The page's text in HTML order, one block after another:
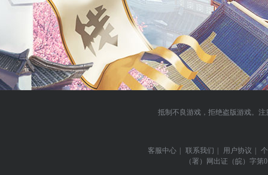
抵制不良游戏，拒绝盗版游戏。
客服中心 联系我们 用户协议
（署）网出证（皖）字第